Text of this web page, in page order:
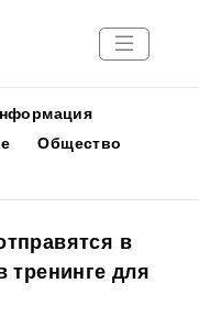
Общество
в
тренинге для